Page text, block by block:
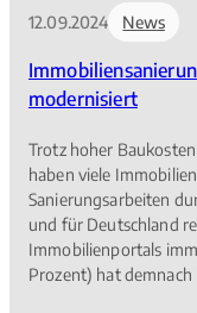
12.09.2024 News
modernisiert
Trotz hoher
haben viele
Sanierungsarbeiten
und für Deutschland
Immobilienportals
Prozent) hat